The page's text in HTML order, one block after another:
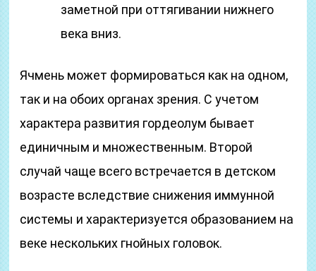
заметной при оттягивании нижнего
века вниз.
Ячмень может формироваться как на одном,
так и на обоих органах зрения. С учетом
характера развития гордеолум бывает
единичным и множественным. Второй
случай чаще всего встречается в детском
возрасте вследствие снижения иммунной
системы и характеризуется образованием на
веке нескольких гнойных головок.